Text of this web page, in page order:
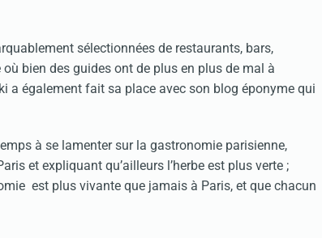
sélectionnées de restaurants, bars,
bien des guides ont de plus en plus de mal à
a également fait sa place avec son blog éponyme qui
à se lamenter sur la gastronomie parisienne,
et expliquant qu’ailleurs l’herbe est plus verte ;
est plus vivante que jamais à Paris, et que chacun